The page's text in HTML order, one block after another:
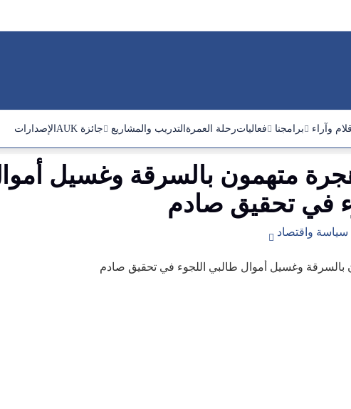
أقلام وآراء برامجنا فعالياترحلة العمرة التدريب والمشاريع جائزة AUK الإصدارات
متهمون بالسرقة وغسيل
في تحقيق صادم
سياسة واقتصاد